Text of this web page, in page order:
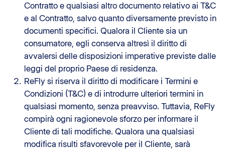
Contratto e qualsiasi altro documento relativo ai T&C
e al Contratto, salvo quanto diversamente previsto in
documenti specifici. Qualora il Cliente sia un
consumatore, egli conserva altresì il diritto di
avvalersi delle disposizioni imperative previste dalle
leggi del proprio Paese di residenza.
ReFly si riserva il diritto di modificare i Termini e
Condizioni (T&C) e di introdurre ulteriori termini in
qualsiasi momento, senza preavviso. Tuttavia, ReFly
compirà ogni ragionevole sforzo per informare il
Cliente di tali modifiche. Qualora una qualsiasi
modifica risulti sfavorevole per il Cliente, sarà